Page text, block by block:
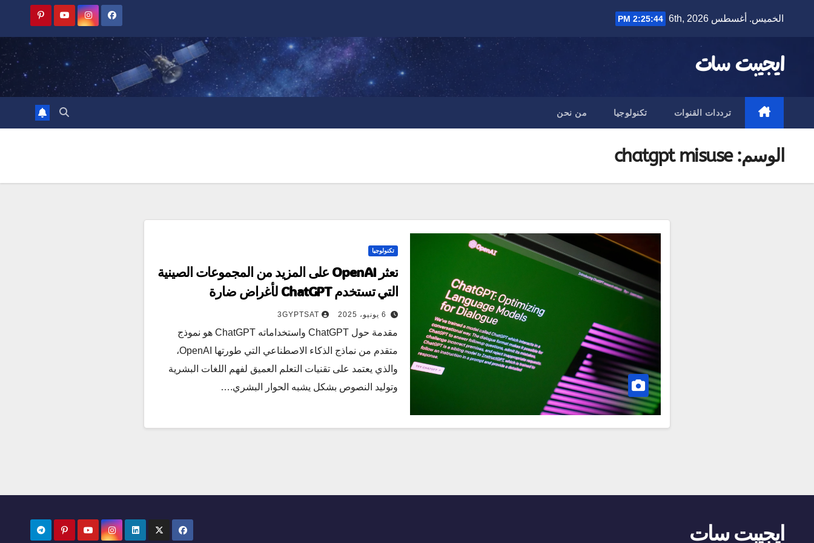
الخميس. أغسطس 6th, 2026 2:25:45 PM
ايجيبت سات
ترددات القنوات تكنولوجيا من نحن
الوسم:chatgpt misuse
تكنولوجيا
تعثر OpenAI على المزيد من المجموعات الصينية
التي تستخدم ChatGPT لأغراض ضارة
6 يونيو، 2025 3GYPTSAT
مقدمة حول ChatGPT واستخداماته ChatGPT هو نموذج
متقدم من نماذج الذكاء الاصطناعي التي طورتها OpenAI،
والذي يعتمد على تقنيات التعلم العميق لفهم اللغات البشرية
وتوليد النصوص بشكل يشبه الحوار البشري.…
ايجيبت سات